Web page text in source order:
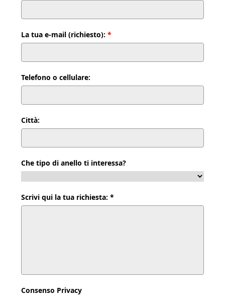
La tua e-mail (richiesto):*
Telefono o cellulare:
Città:
Che tipo di anello ti interessa?
Scrivi qui la tua richiesta: *
Consenso Privacy